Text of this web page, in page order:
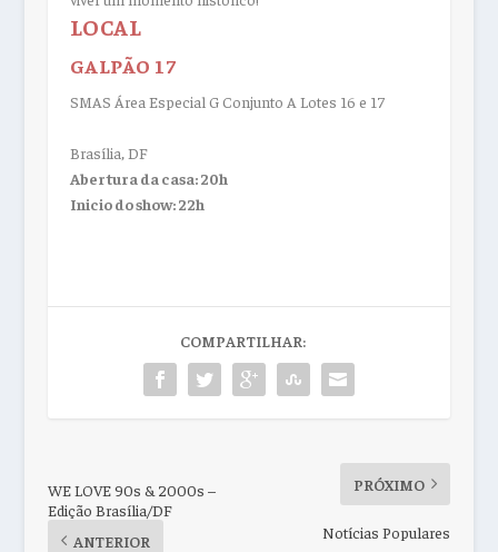
LOCAL
GALPÃO 17
SMAS Área Especial G Conjunto A Lotes 16 e 17
Brasília, DF
Abertura da casa: 20h
Inicio do show: 22h
COMPARTILHAR:
WE LOVE 90s & 2000s –
Edição Brasília/DF
ANTERIOR
PRÓXIMO
Notícias Populares